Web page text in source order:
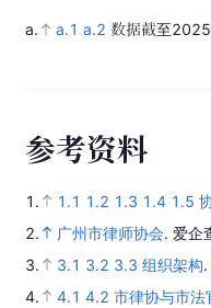
a. a.1 a.2 数据截至
参考资料
1. 1.1 1.2 1.3 1.4 1.5
2.
广州市律师协会. 爱企
3.
3.1 3.2 3.3 组织架构.
4.
4.1 4.2 市律协与市法